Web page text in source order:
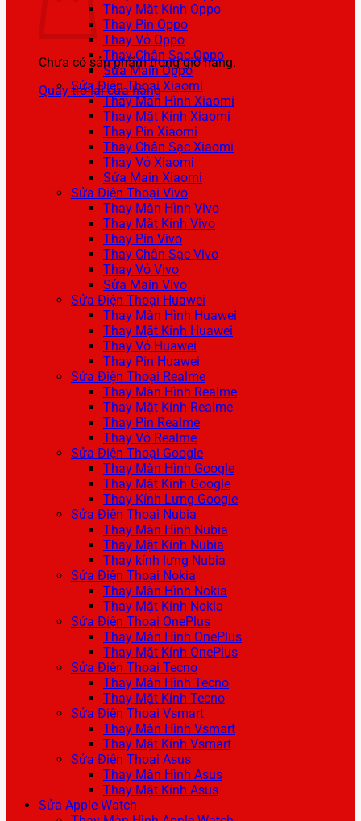
Chưa có sản phẩm trong giỏ hàng.
Quay trở lại cửa hàng
Thay Mặt Kính Oppo
Thay Pin Oppo
Thay Vỏ Oppo
Thay Chân Sạc Oppo
Sửa Main Oppo
Sửa Điện Thoại Xiaomi
Thay Màn Hình Xiaomi
Thay Mặt Kính Xiaomi
Thay Pin Xiaomi
Thay Chân Sạc Xiaomi
Thay Vỏ Xiaomi
Sửa Main Xiaomi
Sửa Điện Thoại Vivo
Thay Màn Hình Vivo
Thay Mặt Kính Vivo
Thay Pin Vivo
Thay Chân Sạc Vivo
Thay Vỏ Vivo
Sửa Main Vivo
Sửa Điện Thoại Huawei
Thay Màn Hình Huawei
Thay Mặt Kính Huawei
Thay Vỏ Huawei
Thay Pin Huawei
Sửa Điện Thoại Realme
Thay Màn Hình Realme
Thay Mặt Kính Realme
Thay Pin Realme
Thay Vỏ Realme
Sửa Điện Thoại Google
Thay Màn Hình Google
Thay Mặt Kính Google
Thay Kính Lưng Google
Sửa Điện Thoại Nubia
Thay Màn Hình Nubia
Thay Mặt Kính Nubia
Thay kính lưng Nubia
Sửa Điện Thoại Nokia
Thay Màn Hình Nokia
Thay Mặt Kính Nokia
Sửa Điện Thoại OnePlus
Thay Màn Hình OnePlus
Thay Mặt Kính OnePlus
Sửa Điện Thoại Tecno
Thay Màn Hình Tecno
Thay Mặt Kính Tecno
Sửa Điện Thoại Vsmart
Thay Màn Hình Vsmart
Thay Mặt Kính Vsmart
Sửa Điện Thoại Asus
Thay Màn Hình Asus
Thay Mặt Kính Asus
Sửa Apple Watch